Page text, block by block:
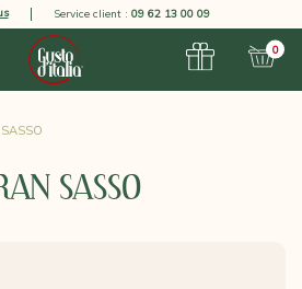
Service client : 09 62 13 00 09
0
SASSO